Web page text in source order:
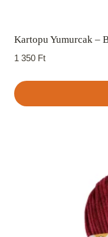
Kartopu Yumurcak –
1 350 Ft